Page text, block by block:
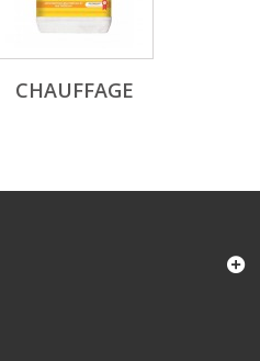
CHAUFFAGE